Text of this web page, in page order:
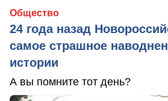
Общество
24 года назад
самое страшное
истории
А вы помните тот день?